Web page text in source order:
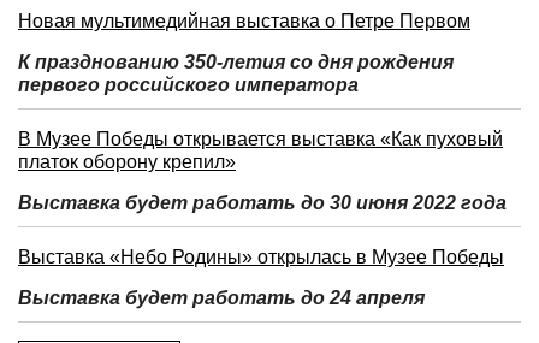
Новая мультимедийная выставка о Петре Первом
К празднованию 350-летия со дня рождения
первого российского императора
В Музее Победы открывается выставка «Как пуховый
платок оборону крепил»
Выставка будет работать до 30 июня 2022 года
Выставка «Небо Родины» открылась в Музее Победы
Выставка будет работать до 24 апреля